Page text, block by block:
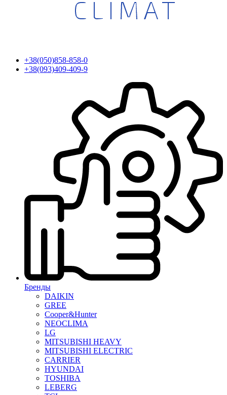
+38(050)858-858-0
+38(093)409-409-9
Бренды
DAIKIN
GREE
Cooper&Hunter
NEOCLIMA
LG
MITSUBISHI HEAVY
MITSUBISHI ELECTRIC
CARRIER
HYUNDAI
TOSHIBA
LEBERG